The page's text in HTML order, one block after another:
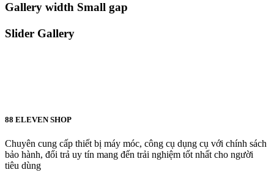
Gallery width Small gap
Slider Gallery
88 ELEVEN SHOP
Chuyên cung cấp thiết bị máy móc, công cụ dụng cụ với chính sách
bảo hành, đổi trả uy tín mang đến trải nghiệm tốt nhất cho người
tiêu dùng